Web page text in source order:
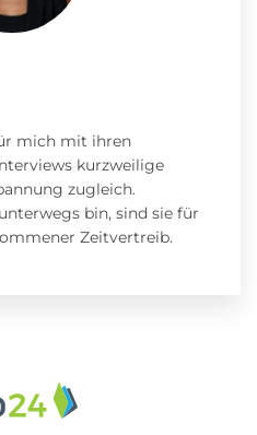
mich mit ihren
kurzweilige
zugleich.
bin, sind sie für
Zeitvertreib.